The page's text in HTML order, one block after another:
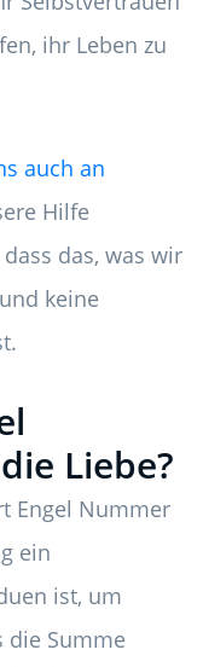
ihr Leben zu
auch an
Hilfe
das, was wir
keine
Liebe?
Engel Nummer
ein
ist, um
die Summe